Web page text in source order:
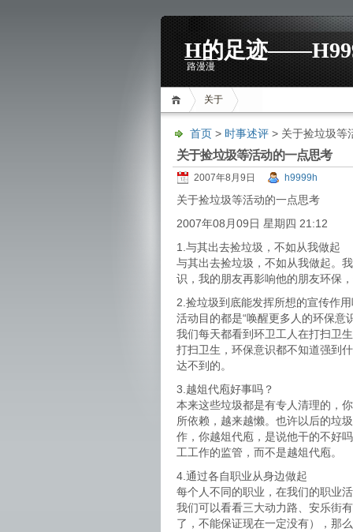
H的足迹
路漫漫
关于
首页 > 时事述评 > 关于捡垃圾等
关于捡垃圾等活动的一点思考
2007年8月9日 h9999h
关于捡垃圾等活动的一点思考
2007年08月09日 星期四 21:12
1.与其出去捡垃圾，不如从我做起
与其出去捡垃圾，不如从我做起。
识，我的朋友再影响他的朋友环保
2.捡垃圾到底能发挥所想的宣传作用
活动目的都是“唤醒更多人的环保意
我们每天都看到环卫工人在打扫卫
打扫卫生，环保意识都不知道强到
达不到的。
3.越俎代庖好事吗？
本来这些垃圾都是有专人清理的，
所依赖，越来越懒。也许以后的垃
作，你越俎代庖，是说他干的不好
工工作的监管，而不是越俎代庖。
4.通过各自职业从身边做起
每个人不同的职业，在我们的职业
我们可以看看三大动力路、安乐街
了，不能保证现在一定没有），那